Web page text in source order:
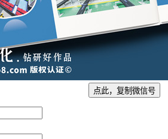
点此，复制微信号